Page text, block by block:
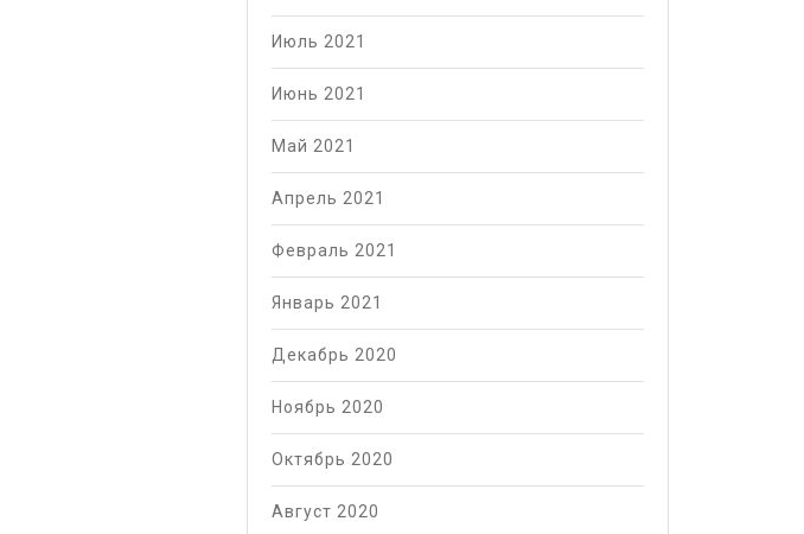
Июль 2021
Июнь 2021
Май 2021
Апрель 2021
Февраль 2021
Январь 2021
Декабрь 2020
Ноябрь 2020
Октябрь 2020
Август 2020